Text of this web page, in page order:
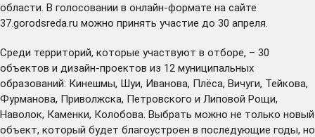
области. В голосовании в онлайн-формате на сайте
37.gorodsreda.ru можно принять участие до 30 апреля.
Среди территорий, которые участвуют в отборе, – 30
объектов и дизайн-проектов из 12 муниципальных
образований: Кинешмы, Шуи, Иванова, Плёса, Вичуги, Тейкова,
Фурманова, Приволжска, Петровского и Липовой Рощи,
Наволок, Каменки, Колобова. Выбрать можно не только новый
объект, который будет благоустроен в последующие годы, но